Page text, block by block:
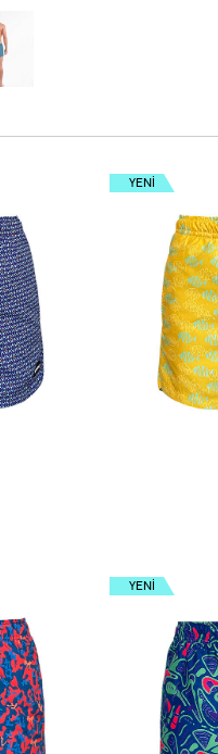
YENI
YENI